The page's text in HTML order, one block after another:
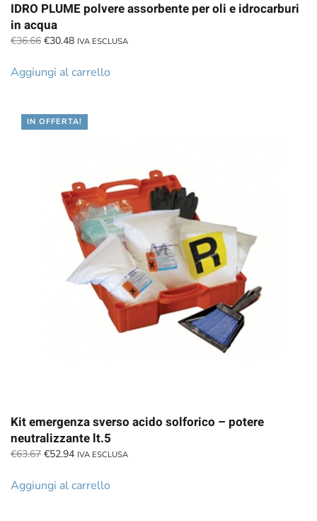
IDRO PLUME polvere assorbente per oli e idrocarburi
in acqua
€36.66 Il
originale
€30.48Il
attuale
IVA ESCLUSA
Aggiungi al carrello
IN OFFERTA!
Kit emergenza sverso acido solforico – potere
neutralizzante lt.5
€63.67 Il
originale
€52.94Il
attuale
IVA ESCLUSA
Aggiungi al carrello